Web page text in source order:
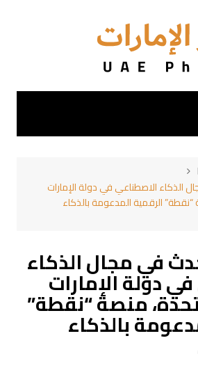
الذكاء الاصطناعي في دولة الإمارات
“نقطة” الرقمية المدعومة بالذكاء
في مجال الذكاء
دولة الإمارات
منصة “نقطة”
بالذكاء